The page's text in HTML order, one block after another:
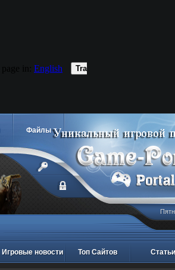
Файлы
Игровые новости Топ Сайтов Статьи